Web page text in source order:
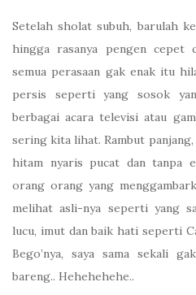
Setelah sholat subuh, barulah
hingga rasanya pengen
semua perasaan gak enak itu
persis seperti yang sosok
berbagai acara televisi atau
sering kita lihat. Rambut
hitam nyaris pucat dan tanpa
orang orang yang
melihat asli-nya seperti yang
lucu, imut dan baik hati seperti
Bego’nya, saya sama sekali
bareng.. Hehehehehe..